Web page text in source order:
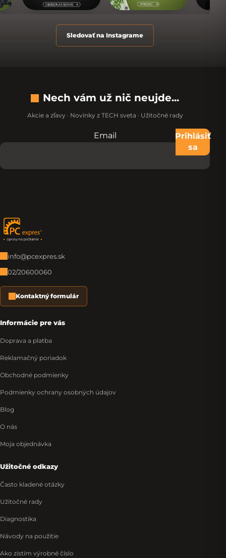
Sledovať na Instagrame
Nech vám už nič neujde...
Akcie a zľavy · Novinky z TECH sveta · Užitočné rady
Nevypĺňajte toto pole:
Email
Prihlásiť
sa
Zápätie
info@pcexpres.sk
02/20600060
Kontaktný formulár
Informácie pre vás
Doprava a platba
Reklamačný poriadok
Obchodné podmienky
Podmienky ochrany osobných údajov
Blog
O nás
Moja objednávka
Užitočné odkazy
Často kladené otázky
Užitočné rady
Diagnostika
Návody na použitie
Ako zistím výrobné číslo